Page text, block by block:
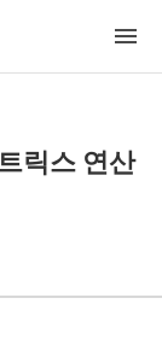
릭스 연산